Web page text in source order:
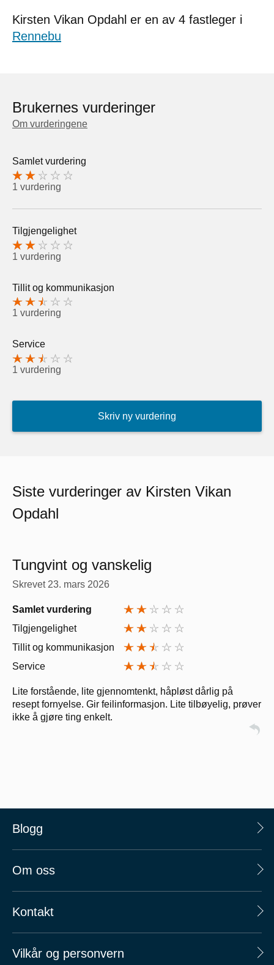
Kirsten Vikan Opdahl er en av 4 fastleger i
Rennebu
Brukernes vurderinger
Om vurderingene
Samlet vurdering
1 vurdering
Tilgjengelighet
1 vurdering
Tillit og kommunikasjon
1 vurdering
Service
1 vurdering
Skriv ny vurdering
Siste vurderinger av Kirsten Vikan
Opdahl
Tungvint og vanskelig
Skrevet 23. mars 2026
Samlet vurdering
Tilgjengelighet
Tillit og kommunikasjon
Service
Lite forstående, lite gjennomtenkt, håpløst dårlig på
resept fornyelse. Gir feilinformasjon. Lite tilbøyelig, prøver
ikke å gjøre ting enkelt.
Blogg
Om oss
Kontakt
Vilkår og personvern